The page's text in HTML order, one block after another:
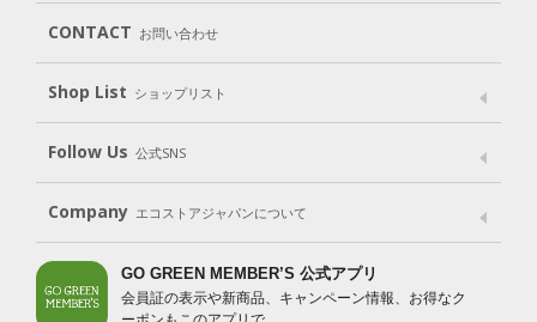
Goods （グッズ）
Gift set
Subscription（定期便）
CONTACT お問い合わせ
Shop List ショップリスト
Shop List
Follow Us 公式SNS
LINE＠ Instagram Facebook
Company エコストアジャパンについて
会社案内 ご利用規約
プライバシーポリシー
特定商取引法に基づく表示
免責事項
GO GREEN MEMBER’S 公式アプリ
会員証の表示や新商品、キャンペーン情報、お得なク